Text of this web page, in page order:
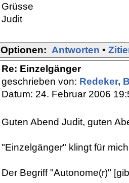
Grüsse
Judit
Optionen: Antworten •
Re: Einzelgänger
geschrieben von: Redeker,
Datum: 24. Februar 2006
Guten Abend Judit, guten
"Einzelgänger" klingt für
Der Begriff "Autonome(r)"